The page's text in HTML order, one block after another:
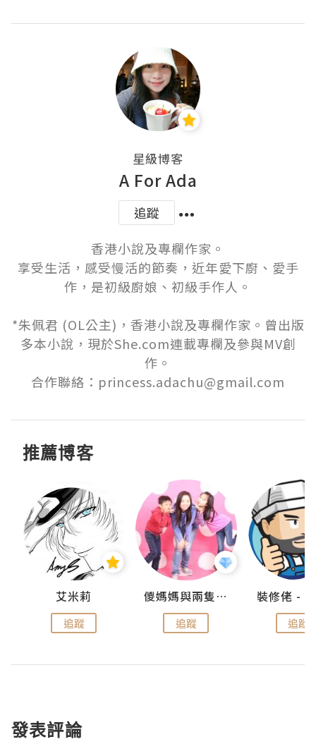
星級博客
A For Ada
追蹤
香港小說及專欄作家。
享受生活，感受慢活的節奏，近年愛下廚、愛手
作，是初級廚娘、初級手作人。
*朱佩君 (OL公主)，香港小說及專欄作家。曾出版
多本小說，現於She.com連載專欄及參與MV創
作。
合作聯絡：princess.adachu@gmail.com
推薦博客
艾米莉
追蹤
儍媽媽與兩隻小魔怪之家
追蹤 追蹤
發表評論